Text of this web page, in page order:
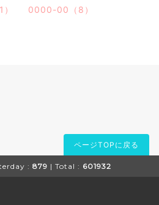
0000-00（8）
ページTOPに戻る
: 879 | Total : 601932